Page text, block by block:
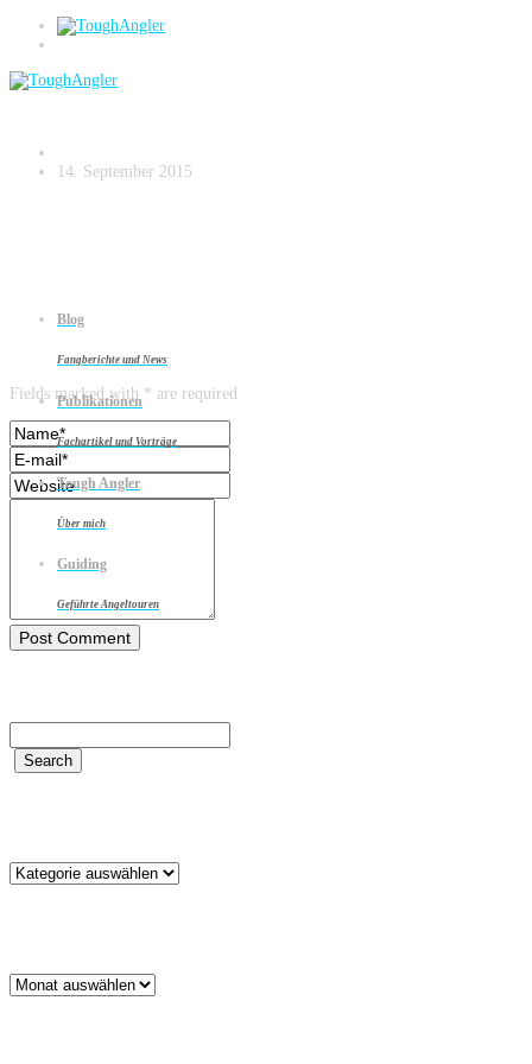
Blog
Fangberichte und News
Publikationen
Fachartikel und Vorträge
Tough Angler
Über mich
Guiding
Geführte Angeltouren
DSC03726
14. September 2015
Leave a reply
Fields marked with * are required
Kategorien
Archiv